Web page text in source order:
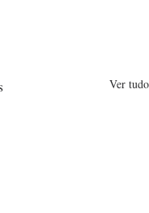
Ver tudo